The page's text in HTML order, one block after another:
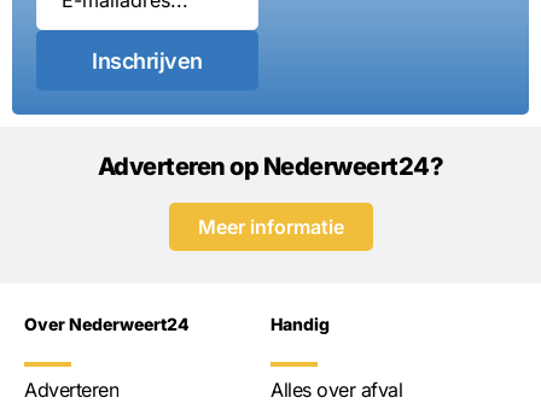
Inschrijven
Adverteren op Nederweert24?
Meer informatie
Over Nederweert24
Adverteren
Handig
Alles over afval